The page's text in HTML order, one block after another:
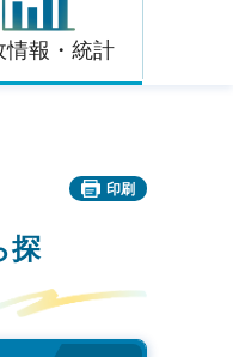
情報・統計
印刷
探